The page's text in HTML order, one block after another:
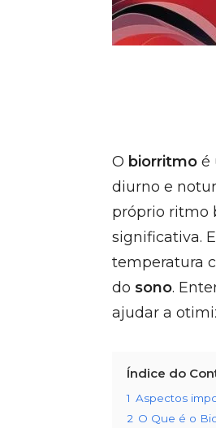
O biorritmo é
diurno e
próprio ritmo
significativa.
temperatura
do sono.
ajudar a
Índice do
1 Aspectos
2 O Que é o